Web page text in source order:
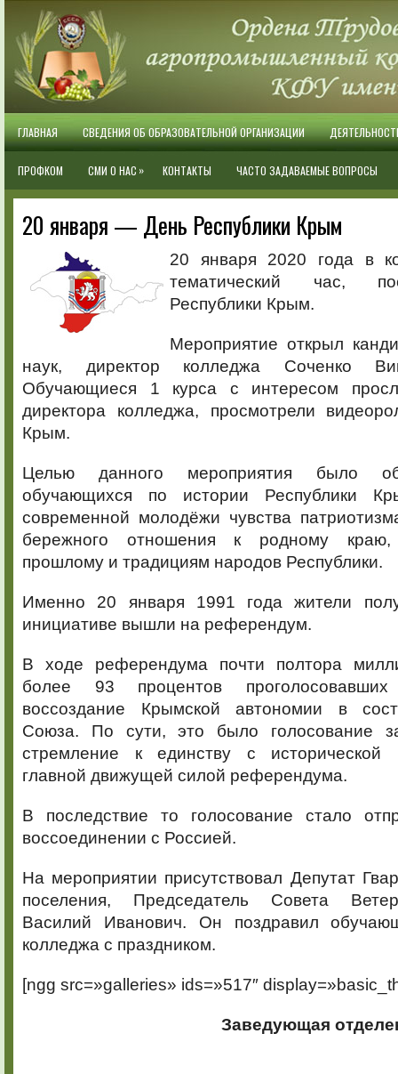
ГЛАВНАЯ СВЕДЕНИЯ ОБ ОБРАЗОВАТЕЛЬНОЙ ОРГАНИЗАЦИИ
ПРОФКОМ СМИ О НАС » КОНТАКТЫ ЧАСТО ЗАДАВАЕМЫЕ ВОПРОСЫ
20 января — День Республики Крым
20 января 2020 года в
тематический час,
Республики Крым.
Мероприятие открыл
наук, директор колледжа Соченко
Обучающиеся 1 курса с интересом
директора колледжа, просмотрели
Крым.
Целью данного мероприятия было
обучающихся по истории Республики
современной молодёжи чувства
бережного отношения к родному краю,
прошлому и традициям народов Республики.
Именно 20 января 1991 года жители
инициативе вышли на референдум.
В ходе референдума почти полтора
более 93 процентов
воссоздание Крымской автономии в
Союза. По сути, это было голосование
стремление к единству с исторической
главной движущей силой референдума.
В последствие то голосование стало
воссоединении с Россией.
На мероприятии присутствовал Депутат
поселения, Председатель Совета
Василий Иванович. Он поздравил
колледжа с праздником.
[ngg src=»galleries» ids=»517″
Заведующая